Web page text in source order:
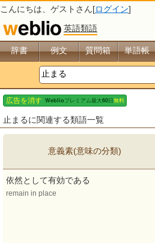
こんにちは、 ゲスト さん[ログイン]
英語類語
辞書 例文 質問箱 単語帳
止まるに関連する類語一覧
意義素(意味の分類)
依然として有効である
remain in place